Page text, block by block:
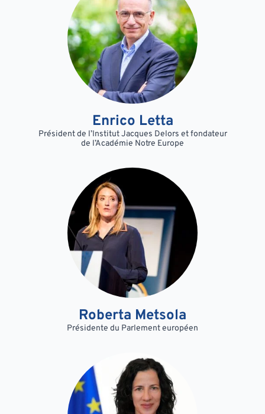
Enrico Letta
Président de l’Institut Jacques Delors et fondateur
de l’Académie Notre Europe
Roberta Metsola
Présidente du Parlement européen